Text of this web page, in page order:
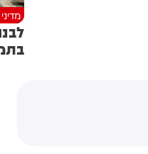
מדיני